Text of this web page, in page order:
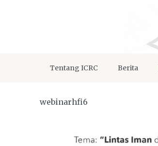
Tentang ICRC Berita
webinarhfi6